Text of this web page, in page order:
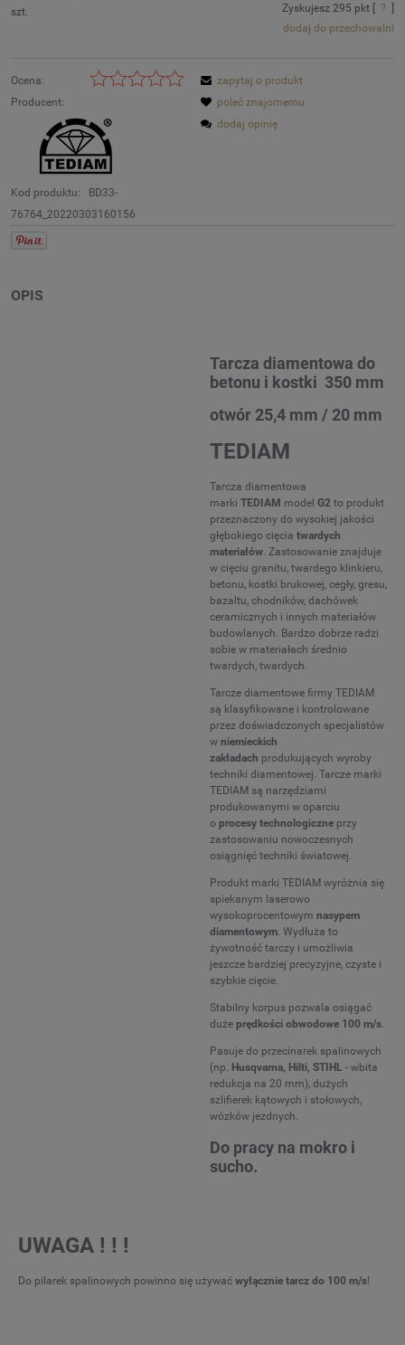
szt. Zyskujesz 295 pkt [ ? ]
dodaj do przechowalni
Ocena:
Producent:
Kod produktu:
BD33-
76764_20220303160156
zapytaj o produkt
poleć znajomemu
dodaj opinię
OPIS
Tarcza diamentowa do
betonu i kostki 350 mm
otwór 25,4 mm / 20 mm
TEDIAM
Tarcza diamentowa
marki TEDIAM model G2 to produkt
przeznaczony do wysokiej jakości
głębokiego cięcia twardych
materiałów. Zastosowanie znajduje
w cięciu granitu, twardego klinkieru,
betonu, kostki brukowej, cegły, gresu,
bazaltu, chodników, dachówek
ceramicznych i innych materiałów
budowlanych. Bardzo dobrze radzi
sobie w materiałach średnio
twardych, twardych.
Tarcze diamentowe firmy TEDIAM
są klasyfikowane i kontrolowane
przez doświadczonych specjalistów
w niemieckich
zakładach produkujących wyroby
techniki diamentowej. Tarcze marki
TEDIAM są narzędziami
produkowanymi w oparciu
o procesy technologiczne przy
zastosowaniu nowoczesnych
osiągnięć techniki światowej.
Produkt marki TEDIAM wyróżnia się
spiekanym laserowo
wysokoprocentowym nasypem
diamentowym. Wydłuża to
żywotność tarczy i umożliwia
jeszcze bardziej precyzyjne, czyste i
szybkie cięcie.
Stabilny korpus pozwala osiągać
duże prędkości obwodowe 100 m/s.
Pasuje do przecinarek spalinowych
(np. Husqvarna, Hilti, STIHL - wbita
redukcja na 20 mm), dużych
szlifierek kątowych i stołowych,
wózków jezdnych.
Do pracy na mokro i
sucho.
UWAGA ! ! !
Do pilarek spalinowych powinno się używać wyłącznie tarcz do 100 m/s!